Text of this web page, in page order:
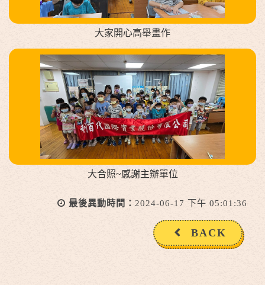
大家開心高舉畫作
大合照~感謝主辦單位
最後異動時間： 2024-06-17 下午 05:01:36
BACK